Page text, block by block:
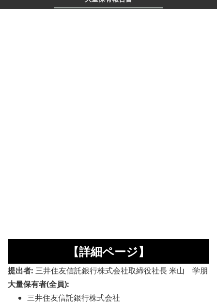
【詳細ページ】
提出者: 三井住友信託銀行株式会社取締役社長 米山 学朋
大量保有者(全員):
三井住友信託銀行株式会社